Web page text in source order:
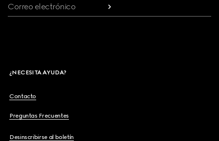
Correo electrónico
¿NECESITA AYUDA?
Contacto
Preguntas Frecuentes
Desinscribirse al boletín